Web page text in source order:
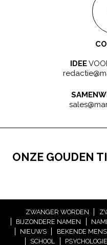
IDEE
ONZE GOUDEN
ZWANGER WORDEN
BIJZONDERE NAMEN
NIEUWS
BEKENDE
SCHOOL
PSYCHOLOGIE